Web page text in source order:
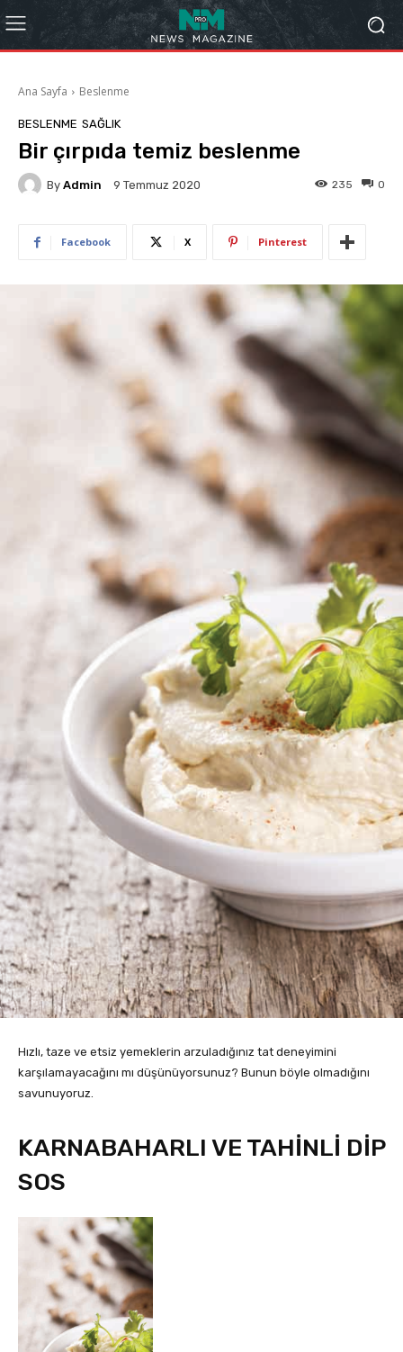
Ana Sayfa Beslenme
BESLENME SAĞLIK
Bir çırpıda temiz beslenme
By Admin 9 Temmuz 2020 0
235
Facebook X Pinterest
Hızlı, taze ve etsiz yemeklerin arzuladığınız tat deneyimini
karşılamayacağını mı düşünüyorsunuz? Bunun böyle olmadığını
savunuyoruz.
KARNABAHARLI VE TAHİNLİ DİP
SOS